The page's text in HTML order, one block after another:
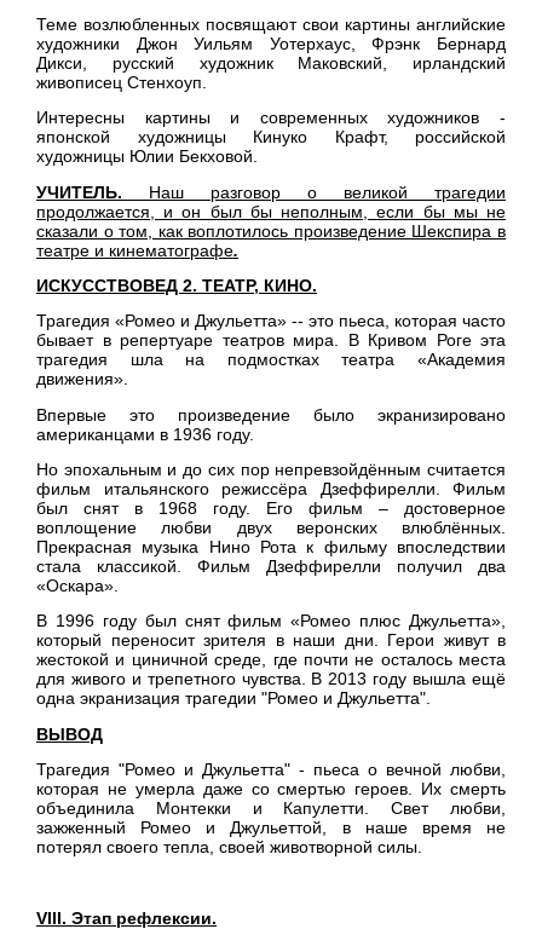
Теме возлюбленных посвящают свои картины английские
художники Джон Уильям Уотерхаус, Фрэнк Бернард
Дикси, русский художник Маковский, ирландский
живописец Стенхоуп.
Интересны картины и современных художников -
японской художницы Кинуко Крафт, российской
художницы Юлии Бекховой.
УЧИТЕЛЬ. Наш разговор о великой трагедии
продолжается, и он был бы неполным, если бы мы не
сказали о том, как воплотилось произведение Шекспира в
театре и кинематографе.
ИСКУССТВОВЕД 2. ТЕАТР, КИНО.
Трагедия «Ромео и Джульетта» -- это пьеса, которая часто
бывает в репертуаре театров мира. В Кривом Роге эта
трагедия шла на подмостках театра «Академия
движения».
Впервые это произведение было экранизировано
американцами в 1936 году.
Но эпохальным и до сих пор непревзойдённым считается
фильм итальянского режиссёра Дзеффирелли. Фильм
был снят в 1968 году. Его фильм – достоверное
воплощение любви двух веронских влюблённых.
Прекрасная музыка Нино Рота к фильму впоследствии
стала классикой. Фильм Дзеффирелли получил два
«Оскара».
В 1996 году был снят фильм «Ромео плюс Джульетта»,
который переносит зрителя в наши дни. Герои живут в
жестокой и циничной среде, где почти не осталось места
для живого и трепетного чувства. В 2013 году вышла ещё
одна экранизация трагедии "Ромео и Джульетта".
ВЫВОД
Трагедия "Ромео и Джульетта" - пьеса о вечной любви,
которая не умерла даже со смертью героев. Их смерть
объединила Монтекки и Капулетти. Свет любви,
зажженный Ромео и Джульеттой, в наше время не
потерял своего тепла, своей животворной силы.
VІІІ. Этап рефлексии.